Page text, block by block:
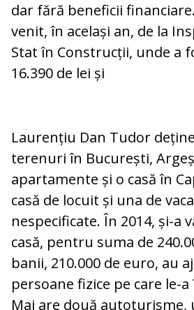
dar fără beneficii
venit, în același an, de la
Stat în Construcții, unde a
16.390 de lei și
Laurențiu Dan Tudor
terenuri în București,
apartamente și o casă în
casă de locuit și una de
nespecificate. În 2014, și-a
casă, pentru suma de
banii, 210.000 de euro, au
persoane fizice pe care le-
Mai are două autoturisme,